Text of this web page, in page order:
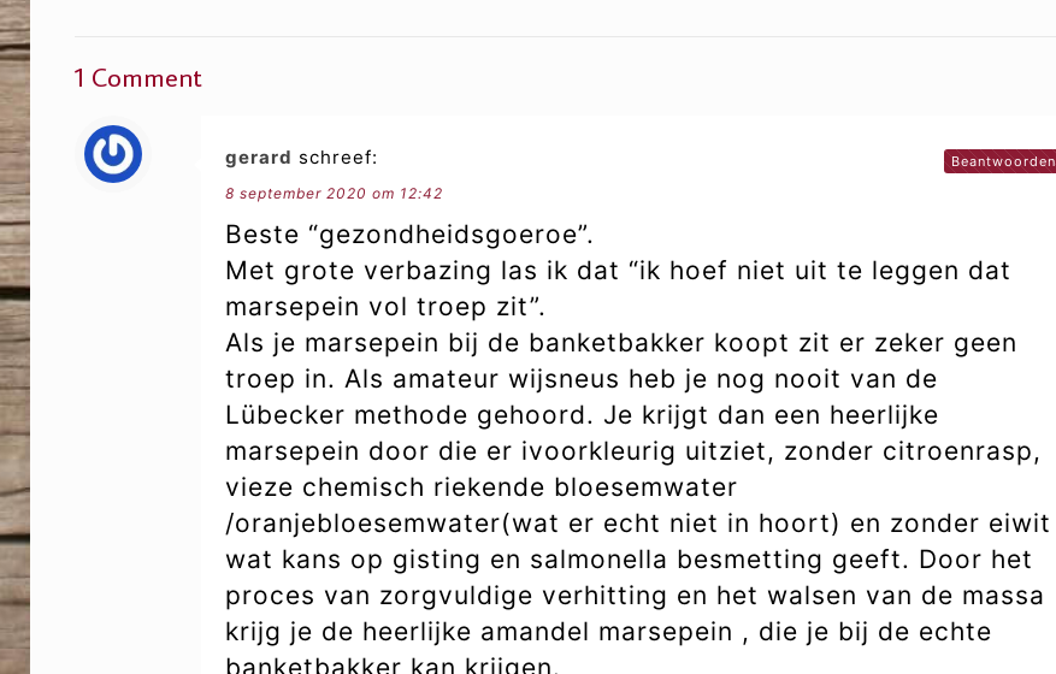
1 Comment
gerard schreef:
8 september 2020 om 12:42
Beste “gezondheidsgoeroe”.
Met grote verbazing las ik dat “ik hoef niet uit te leggen dat
marsepein vol troep zit”.
Als je marsepein bij de banketbakker koopt zit er zeker geen
troep in. Als amateur wijsneus heb je nog nooit van de
Lübecker methode gehoord. Je krijgt dan een heerlijke
marsepein door die er ivoorkleurig uitziet, zonder citroenrasp,
vieze chemisch riekende bloesemwater
/oranjebloesemwater(wat er echt niet in hoort) en zonder eiwit
wat kans op gisting en salmonella besmetting geeft. Door het
proces van zorgvuldige verhitting en het walsen van de massa
krijg je de heerlijke amandel marsepein , die je bij de echte
banketbakker kan krijgen.
Beantwoorden